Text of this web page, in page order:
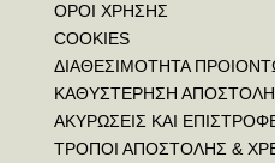
ΟΡΟΙ ΧΡΗΣΗΣ
COOKIES
ΔΙΑΘΕΣΙΜΟΤΗΤΑ
ΚΑΘΥΣΤΕΡΗΣΗ
ΑΚΥΡΩΣΕΙΣ ΚΑΙ
ΤΡΟΠΟΙ ΑΠΟΣΤΟΛΗΣ &